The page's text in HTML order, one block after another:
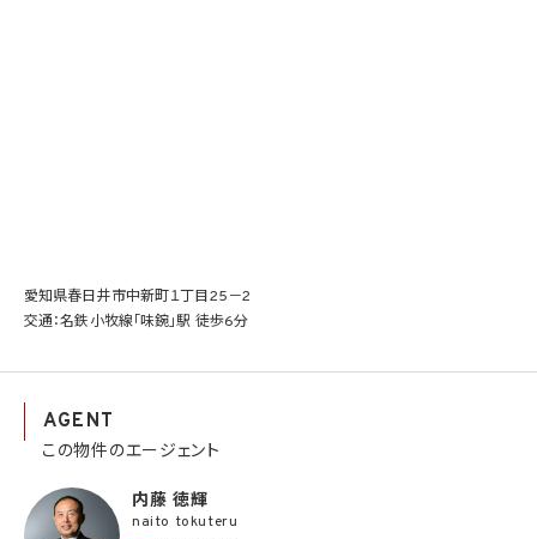
愛知県春日井市中新町１丁目25－2
交通：名鉄小牧線「味鋺」駅 徒歩6分
AGENT
この物件のエージェント
内藤 徳輝
naito tokuteru